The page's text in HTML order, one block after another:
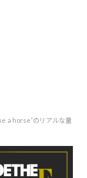
a horse”のリアルな量